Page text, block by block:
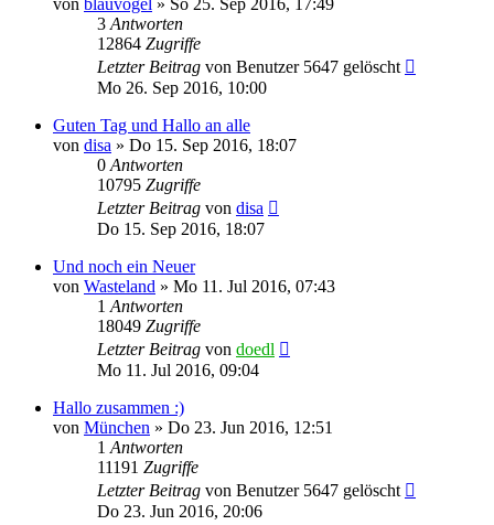
3 Antworten
12864 Zugriffe
Letzter Beitrag von Benutzer 5647 gelöscht
Mo 26. Sep 2016, 10:00
Guten Tag und Hallo an alle
von disa » Do 15. Sep 2016, 18:07
0 Antworten
10795 Zugriffe
Letzter Beitrag von disa
Do 15. Sep 2016, 18:07
Und noch ein Neuer
von Wasteland » Mo 11. Jul 2016, 07:43
1 Antworten
18049 Zugriffe
Letzter Beitrag von doedl
Mo 11. Jul 2016, 09:04
Hallo zusammen :)
von München » Do 23. Jun 2016, 12:51
1 Antworten
11191 Zugriffe
Letzter Beitrag von Benutzer 5647 gelöscht
Do 23. Jun 2016, 20:06